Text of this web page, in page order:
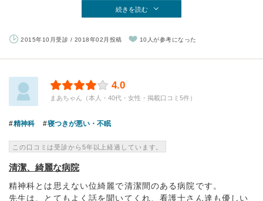
続きを読む
2015年10月受診 / 2018年02月投稿 10人が参考になった
4.0
まあちゃん（本人・40代・女性・掲載口コミ5件）
精神科 寝つきが悪い・不眠
この口コミは受診から5年以上経過しています。
清潔、綺麗な病院
精神科とは思えない位綺麗で清潔間のある病院です。
先生は、とてもよく話を聞いてくれ、看護士さん達も優しい